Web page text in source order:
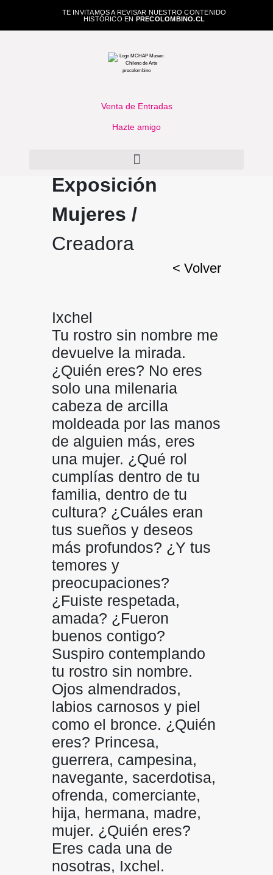
TE INVITAMOS A REVISAR NUESTRO CONTENIDO
HISTÓRICO EN PRECOLOMBINO.CL
Venta de Entradas
Hazte amigo
Exposición
Mujeres /
Creadora
< Volver
Ixchel
Tu rostro sin nombre me
devuelve la mirada.
¿Quién eres? No eres
solo una milenaria
cabeza de arcilla
moldeada por las manos
de alguien más, eres
una mujer. ¿Qué rol
cumplías dentro de tu
familia, dentro de tu
cultura? ¿Cuáles eran
tus sueños y deseos
más profundos? ¿Y tus
temores y
preocupaciones?
¿Fuiste respetada,
amada? ¿Fueron
buenos contigo?
Suspiro contemplando
tu rostro sin nombre.
Ojos almendrados,
labios carnosos y piel
como el bronce. ¿Quién
eres? Princesa,
guerrera, campesina,
navegante, sacerdotisa,
ofrenda, comerciante,
hija, hermana, madre,
mujer. ¿Quién eres?
Eres cada una de
nosotras, Ixchel.